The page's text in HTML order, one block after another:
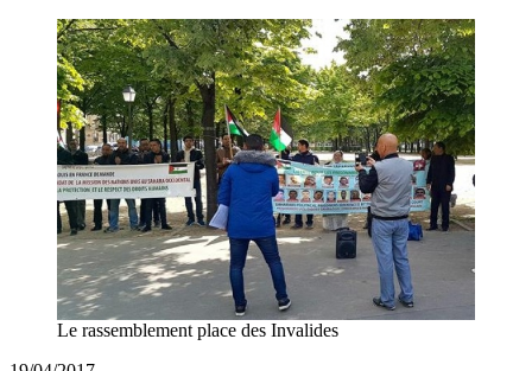
Le rassemblement place des Invalides